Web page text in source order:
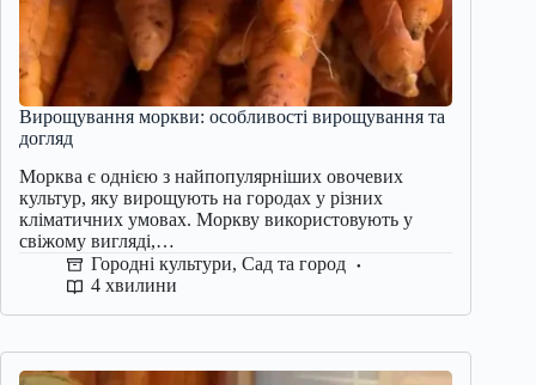
Вирощування моркви: особливості вирощування та
догляд
Морква є однією з найпопулярніших овочевих
культур, яку вирощують на городах у різних
кліматичних умовах. Моркву використовують у
свіжому вигляді,…
Городні культури, Сад та город
4 хвилини